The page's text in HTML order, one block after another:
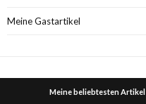
Meine Gastartikel
Meine beliebtesten Artikel